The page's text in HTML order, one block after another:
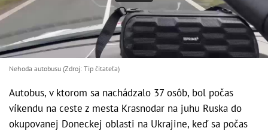
Nehoda autobusu (Zdroj: Tip čitateľa)
Autobus, v ktorom sa nachádzalo 37 osôb, bol počas
víkendu na ceste z mesta Krasnodar na juhu Ruska do
okupovanej Doneckej oblasti na Ukrajine, keď sa počas